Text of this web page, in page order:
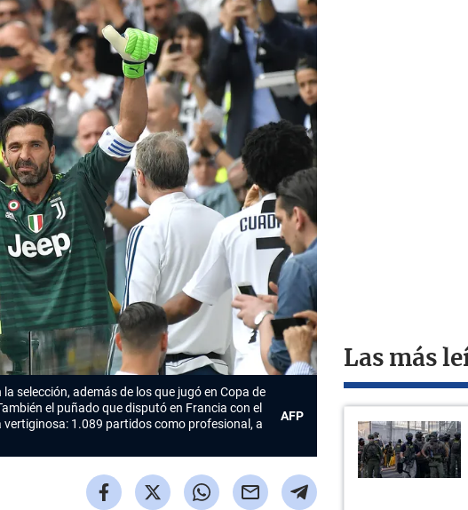
selección, además de los que jugó en Copa de
el puñado que disputó en Francia con el
vertiginosa: 1.089 partidos como profesional, a
AFP
Las más